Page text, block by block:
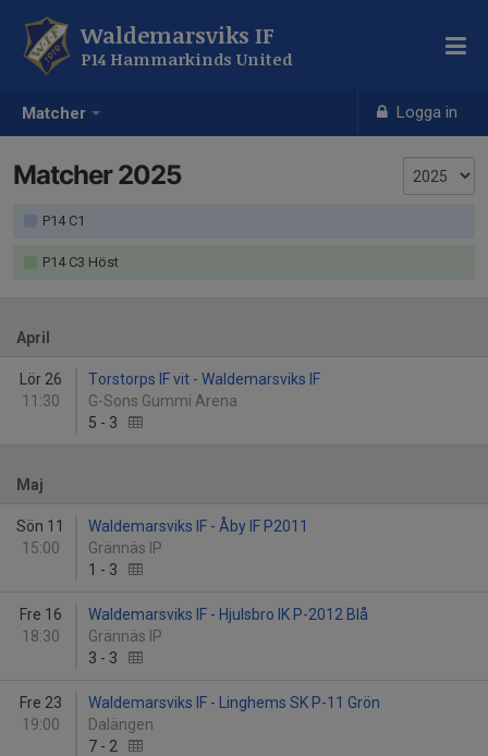
Matcher Logga in
Waldemarsviks IF
P14 Hammarkinds United
Matcher 2025
P14 C1
P14 C3 Höst
April
Lör 26
11:30
Torstorps IF vit - Waldemarsviks IF
G-Sons Gummi Arena
5 - 3
Maj
Sön 11
15:00
Waldemarsviks IF - Åby IF P2011
Grännäs IP
1 - 3
Fre 16
18:30
Waldemarsviks IF - Hjulsbro IK P-2012 Blå
Grännäs IP
3 - 3
Fre 23
19:00
Waldemarsviks IF - Linghems SK P-11 Grön
Dalängen
7 - 2